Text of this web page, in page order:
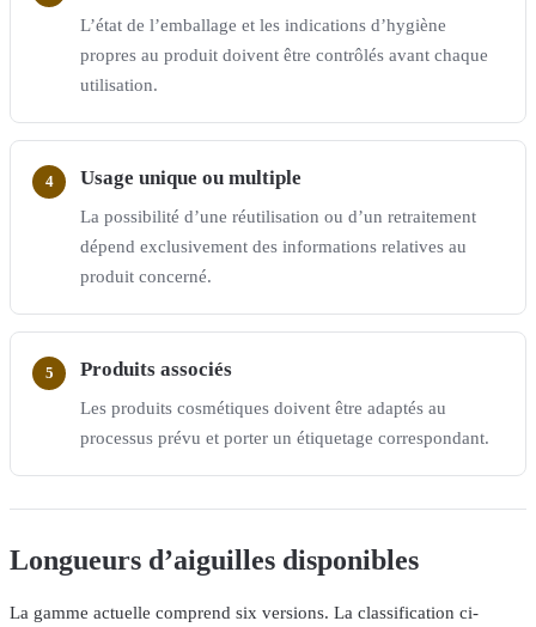
L’état de l’emballage et les indications d’hygiène
propres au produit doivent être contrôlés avant chaque
utilisation.
Usage unique ou multiple
La possibilité d’une réutilisation ou d’un retraitement
dépend exclusivement des informations relatives au
produit concerné.
Produits associés
Les produits cosmétiques doivent être adaptés au
processus prévu et porter un étiquetage correspondant.
Longueurs d’aiguilles disponibles
La gamme actuelle comprend six versions. La classification ci-